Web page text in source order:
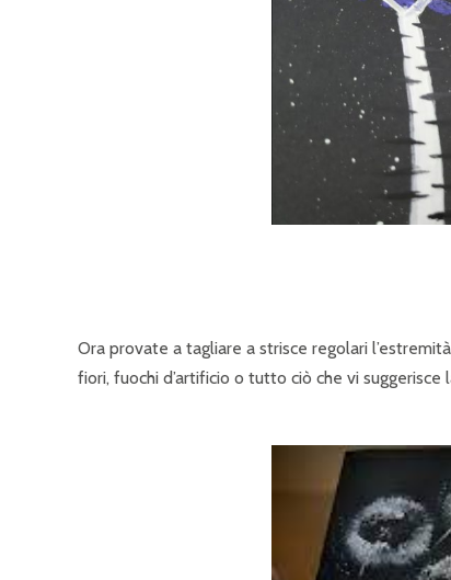
Ora provate a tagliare a strisce regolari
fiori, fuochi d’artificio o tutto ciò che vi suggerisce